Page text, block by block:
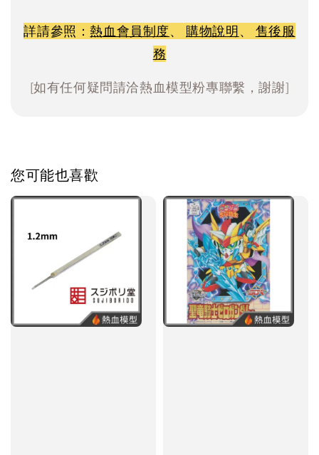
詳請參照：熱血會員制度、 購物說明、 售後服
務
[如有任何疑問請洽熱血模型粉專聯繫，謝謝]
您可能也喜歡